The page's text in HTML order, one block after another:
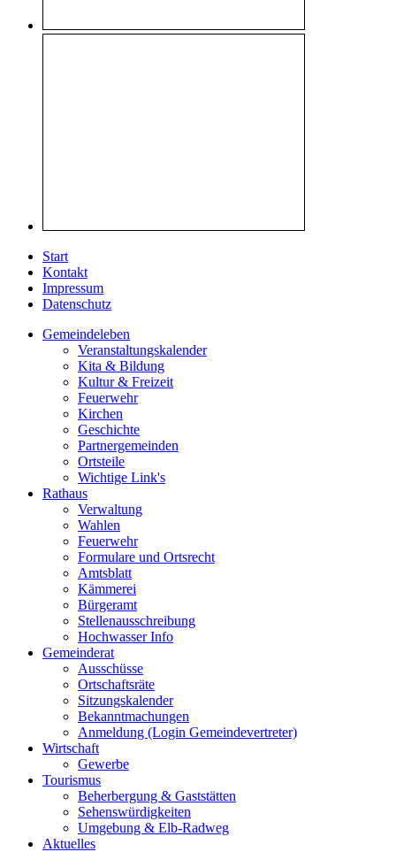
Start
Kontakt
Impressum
Datenschutz
Gemeindeleben
Veranstaltungskalender
Kita & Bildung
Kultur & Freizeit
Feuerwehr
Kirchen
Geschichte
Partnergemeinden
Ortsteile
Wichtige Link's
Rathaus
Verwaltung
Wahlen
Feuerwehr
Formulare und Ortsrecht
Amtsblatt
Kämmerei
Bürgeramt
Stellenausschreibung
Hochwasser Info
Gemeinderat
Ausschüsse
Ortschaftsräte
Sitzungskalender
Bekanntmachungen
Anmeldung (Login Gemeindevertreter)
Wirtschaft
Gewerbe
Tourismus
Beherbergung & Gaststätten
Sehenswürdigkeiten
Umgebung & Elb-Radweg
Aktuelles